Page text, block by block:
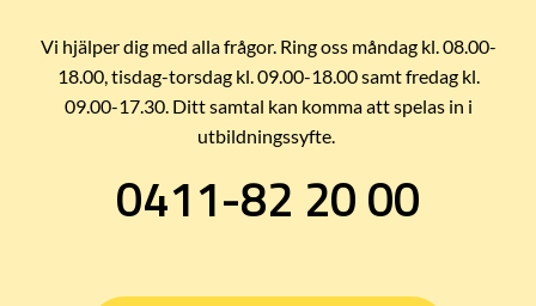
Vi hjälper dig med alla frågor. Ring oss måndag kl. 08.00-
18.00, tisdag-torsdag kl. 09.00-18.00 samt fredag kl.
09.00-17.30. Ditt samtal kan komma att spelas in i
utbildningssyfte.
0411-82 20 00